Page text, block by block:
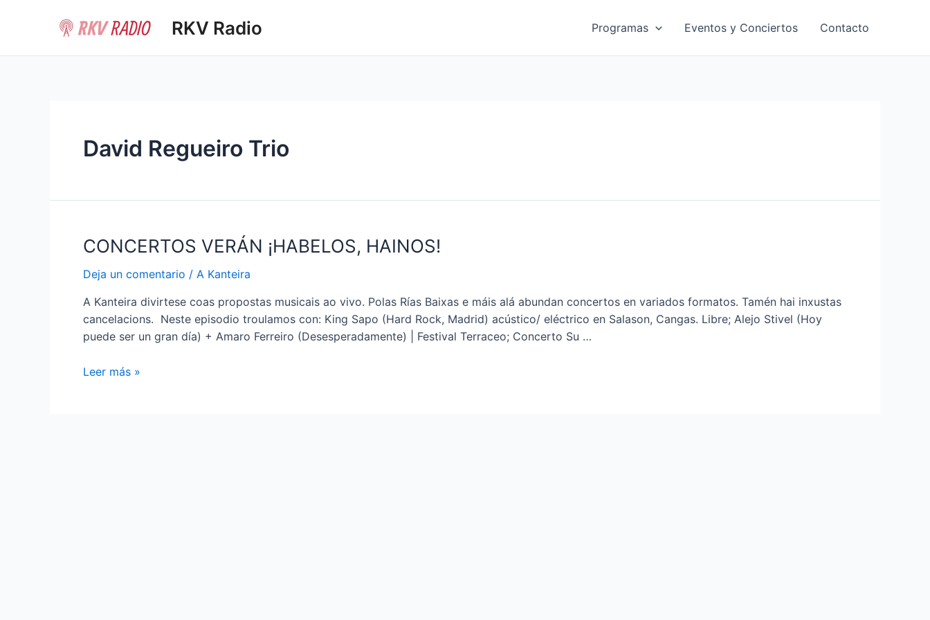
RKV Radio Programas Eventos y Conciertos Contacto
David Regueiro Trio
CONCERTOS VERÁN ¡HABELOS, HAINOS!
Deja un comentario / A Kanteira
A Kanteira divirtese coas propostas musicais ao vivo. Polas Rías Baixas e máis alá abundan concertos en variados formatos. Tamén hai inxustas
cancelacions. Neste episodio troulamos con: King Sapo (Hard Rock, Madrid) acústico/ eléctrico en Salason, Cangas. Libre; Alejo Stivel (Hoy
puede ser un gran día) + Amaro Ferreiro (Desesperadamente) | Festival Terraceo; Concerto Su …
CONCERTOS
Leer más »